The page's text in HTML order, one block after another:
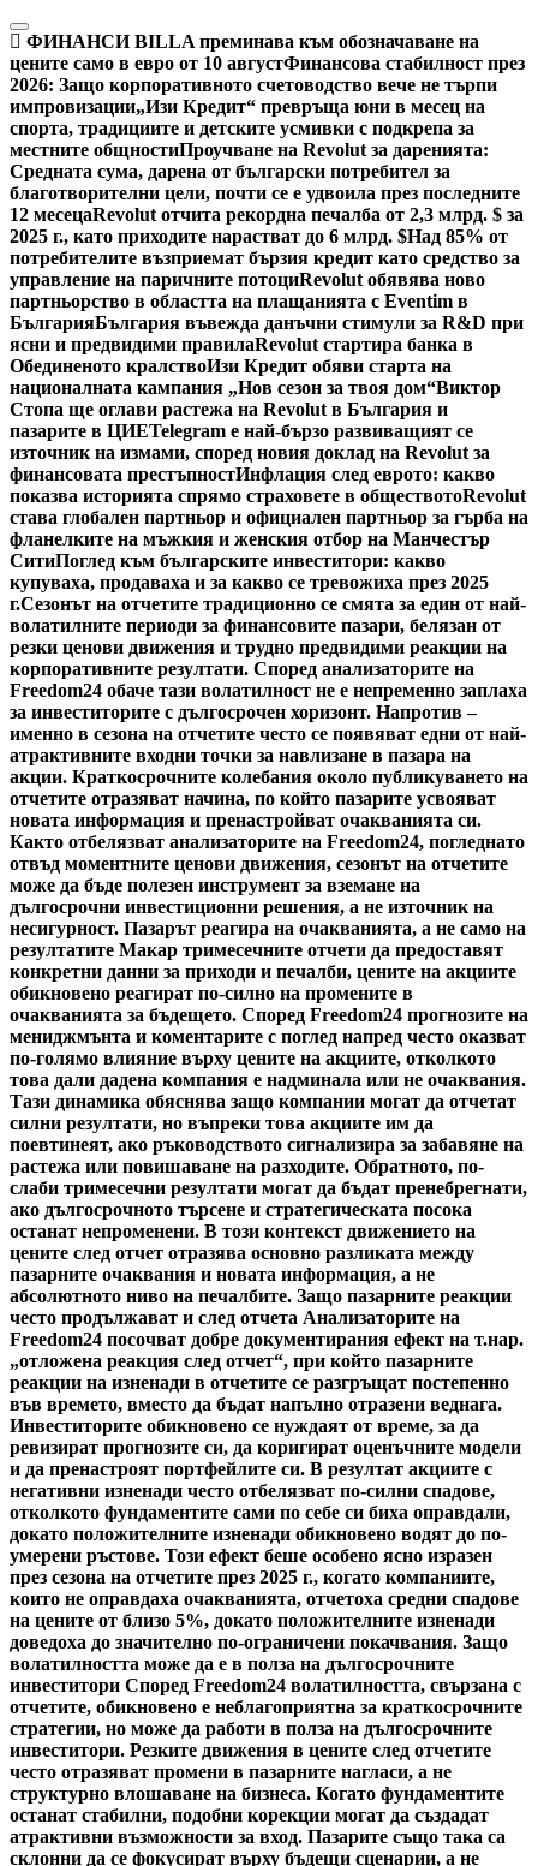
Skip
to
content
ФИНАНСИ BILLA преминава към обозначаване на
цените само в евро от 10 августФинансова стабилност през
2026: Защо корпоративното счетоводство вече не търпи
импровизации„Изи Кредит“ превръща юни в месец на
спорта, традициите и детските усмивки с подкрепа за
местните общностиПроучване на Revolut за даренията:
Средната сума, дарена от български потребител за
благотворителни цели, почти се е удвоила през последните
12 месецаRevolut отчита рекордна печалба от 2,3 млрд. $ за
2025 г., като приходите нарастват до 6 млрд. $Над 85% от
потребителите възприемат бързия кредит като средство за
управление на паричните потоциRevolut обявява ново
партньорство в областта на плащанията с Eventim в
БългарияБългария въвежда данъчни стимули за R&D при
ясни и предвидими правилаRevolut стартира банка в
Обединеното кралствоИзи Кредит обяви старта на
националната кампания „Нов сезон за твоя дом“Виктор
Стопа ще оглави растежа на Revolut в България и
пазарите в ЦИЕTelegram е най-бързо развиващият се
източник на измами, според новия доклад на Revolut за
финансовата престъпностИнфлация след еврото: какво
показва историята спрямо страховете в обществотоRevolut
става глобален партньор и официален партньор за гърба на
фланелките на мъжкия и женския отбор на Манчестър
СитиПоглед към българските инвеститори: какво
купуваха, продаваха и за какво се тревожиха през 2025
г.Сезонът на отчетите традиционно се смята за един от най-
волатилните периоди за финансовите пазари, белязан от
резки ценови движения и трудно предвидими реакции на
корпоративните резултати. Според анализаторите на
Freedom24 обаче тази волатилност не е непременно заплаха
за инвеститорите с дългосрочен хоризонт. Напротив –
именно в сезона на отчетите често се появяват едни от най-
атрактивните входни точки за навлизане в пазара на
акции. Краткосрочните колебания около публикуването на
отчетите отразяват начина, по който пазарите усвояват
новата информация и пренастройват очакванията си.
Както отбелязват анализаторите на Freedom24, погледнато
отвъд моментните ценови движения, сезонът на отчетите
може да бъде полезен инструмент за вземане на
дългосрочни инвестиционни решения, а не източник на
несигурност. Пазарът реагира на очакванията, а не само на
резултатите Макар тримесечните отчети да предоставят
конкретни данни за приходи и печалби, цените на акциите
обикновено реагират по-силно на промените в
очакванията за бъдещето. Според Freedom24 прогнозите на
мениджмънта и коментарите с поглед напред често оказват
по-голямо влияние върху цените на акциите, отколкото
това дали дадена компания е надминала или не очаквания.
Тази динамика обяснява защо компании могат да отчетат
силни резултати, но въпреки това акциите им да
поевтинеят, ако ръководството сигнализира за забавяне на
растежа или повишаване на разходите. Обратното, по-
слаби тримесечни резултати могат да бъдат пренебрегнати,
ако дългосрочното търсене и стратегическата посока
останат непроменени. В този контекст движението на
цените след отчет отразява основно разликата между
пазарните очаквания и новата информация, а не
абсолютното ниво на печалбите. Защо пазарните реакции
често продължават и след отчета Анализаторите на
Freedom24 посочват добре документирания ефект на т.нар.
„отложена реакция след отчет“, при който пазарните
реакции на изненади в отчетите се разгръщат постепенно
във времето, вместо да бъдат напълно отразени веднага.
Инвеститорите обикновено се нуждаят от време, за да
ревизират прогнозите си, да коригират оценъчните модели
и да пренастроят портфейлите си. В резултат акциите с
негативни изненади често отбелязват по-силни спадове,
отколкото фундаментите сами по себе си биха оправдали,
докато положителните изненади обикновено водят до по-
умерени ръстове. Този ефект беше особено ясно изразен
през сезона на отчетите през 2025 г., когато компаниите,
които не оправдаха очакванията, отчетоха средни спадове
на цените от близо 5%, докато положителните изненади
доведоха до значително по-ограничени покачвания. Защо
волатилността може да е в полза на дългосрочните
инвеститори Според Freedom24 волатилността, свързана с
отчетите, обикновено е неблагоприятна за краткосрочните
стратегии, но може да работи в полза на дългосрочните
инвеститори. Резките движения в цените след отчетите
често отразяват промени в пазарните нагласи, а не
структурно влошаване на бизнеса. Когато фундаментите
останат стабилни, подобни корекции могат да създадат
атрактивни възможности за вход. Пазарите също така са
склонни да се фокусират върху бъдещи сценарии, а не